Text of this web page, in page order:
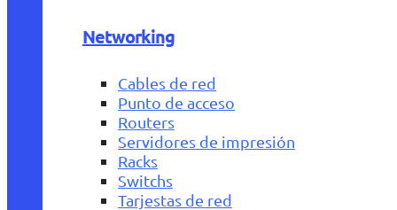
Networking
Cables de red
Punto de acceso
Routers
Servidores de impresión
Racks
Switchs
Tarjestas de red